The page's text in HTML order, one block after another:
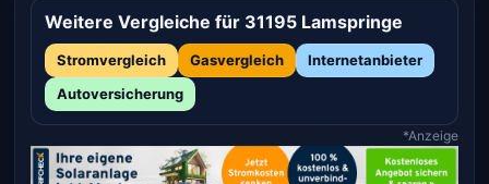
Weitere Vergleiche für 31195 Lamspringe
Stromvergleich Gasvergleich
Internetanbieter
Autoversicherung
*Anzeige